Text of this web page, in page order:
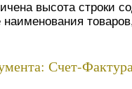
высота строки
Счет-